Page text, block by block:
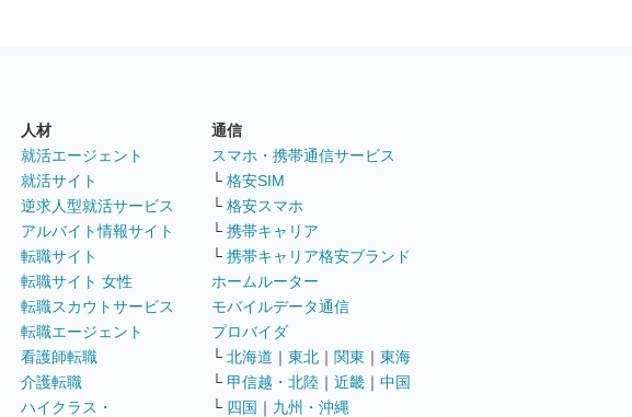
人材
就活エージェント
就活サイト
逆求人型就活サービス
アルバイト情報サイト
転職サイト
転職サイト 女性
転職スカウトサービス
転職エージェント
看護師転職
介護転職
ハイクラス・
通信
スマホ・携帯通信サービス
└ 格安SIM
└ 格安スマホ
└ 携帯キャリア
└ 携帯キャリア格安ブランド
ホームルーター
モバイルデータ通信
プロバイダ
└ 北海道 ｜ 東北 ｜ 関東 ｜ 東海
└ 甲信越・北陸 ｜ 近畿 ｜ 中国
└ 四国 ｜ 九州・沖縄